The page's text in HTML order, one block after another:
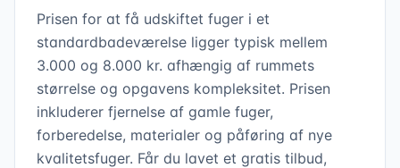
Prisen for at få udskiftet fuger i et
standardbadeværelse ligger typisk mellem
3.000 og 8.000 kr. afhængig af rummets
størrelse og opgavens kompleksitet. Prisen
inkluderer fjernelse af gamle fuger,
forberedelse, materialer og påføring af nye
kvalitetsfuger. Får du lavet et gratis tilbud,